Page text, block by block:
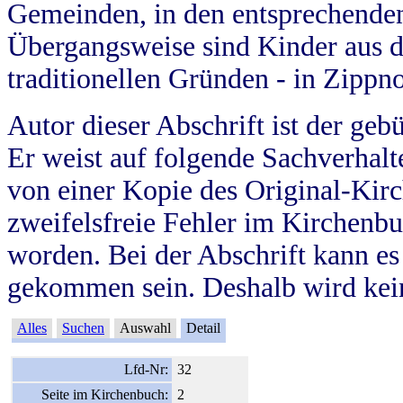
Gemeinden, in den
Übergangsweise sind Kinder aus
traditionellen Gründen - in
Autor dieser Abschrift ist der
Er weist auf folgende
von einer Kopie des Original-
zweifelsfreie Fehler im
worden. Bei der Abschrift kann
gekommen sein. Deshalb wird
Alles Suchen Auswahl Detail
Lfd-Nr:
32
Seite im Kirchenbuch:
2